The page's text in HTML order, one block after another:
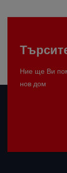
Ние ще Ви
нов дом